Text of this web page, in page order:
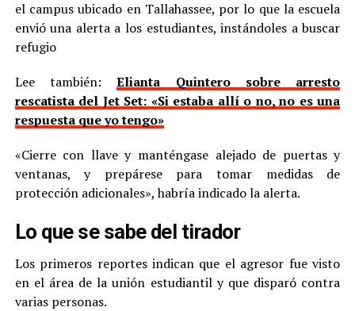
el campus ubicado en Tallahassee, por lo que la escuela
envió una alerta a los estudiantes, instándoles a buscar
refugio
Lee también:Elianta Quintero sobre arresto
rescatista del Jet Set: «Si estaba allí o no, no es una
respuesta que yo tengo»
«Cierre con llave y manténgase alejado de puertas y
ventanas, y prepárese para tomar medidas de
protección adicionales», habría indicado la alerta.
Lo que se sabe del tirador
Los primeros reportes indican que el agresor fue visto
en el área de la unión estudiantil y que disparó contra
varias personas.